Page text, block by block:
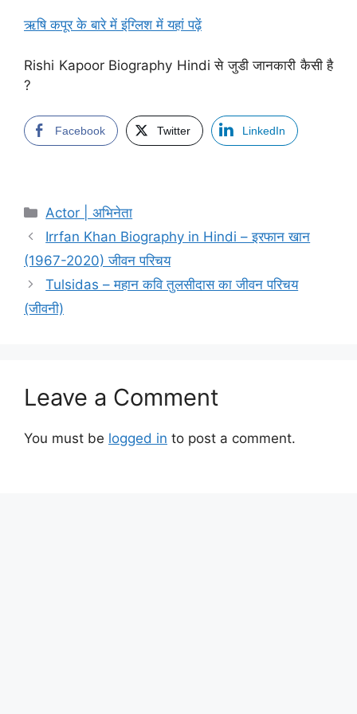
ऋषि कपूर के बारे में इंग्लिश में यहां पढ़ें
Rishi Kapoor Biography Hindi से जुडी जानकारी कैसी है
?
Facebook Twitter LinkedIn
Categories
Actor | अभिनेता
Irrfan Khan Biography in Hindi – इरफान खान
(1967-2020) जीवन परिचय
Tulsidas – महान कवि तुलसीदास का जीवन परिचय
(जीवनी)
Leave a Comment
You must be logged in to post a comment.